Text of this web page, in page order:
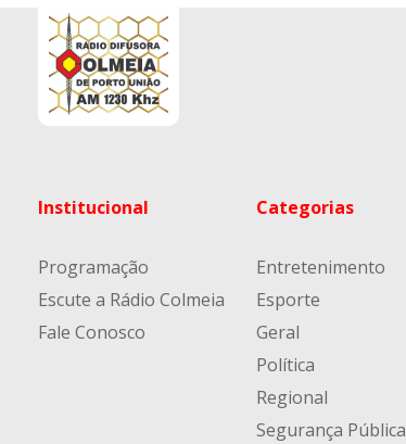
Institucional
Programação
Escute a Rádio Colmeia
Fale Conosco
Categorias
Entretenimento
Esporte
Geral
Política
Regional
Segurança Pública